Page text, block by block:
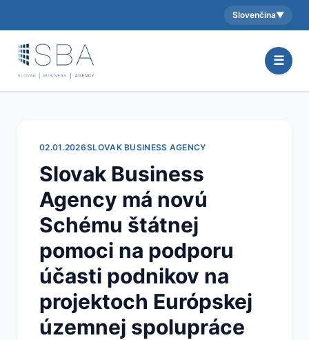
Aktuálny jazyk:
Slovenčina▼
☰
02.01.2026SLOVAK BUSINESS AGENCY
Slovak Business
Agency má novú
Schému štátnej
pomoci na podporu
účasti podnikov na
projektoch Európskej
územnej spolupráce